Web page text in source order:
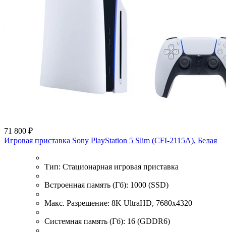
71 800 ₽
Игровая приставка Sony PlayStation 5 Slim (CFI-2115A), Белая
Тип: Стационарная игровая приставка
Встроенная память (Гб): 1000 (SSD)
Макс. Разрешение: 8K UltraHD, 7680x4320
Системная память (Гб): 16 (GDDR6)